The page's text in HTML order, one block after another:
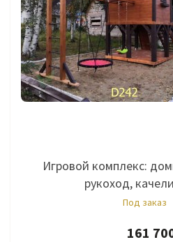
Игровой комплекс:
рукоход,
Под заказ
161